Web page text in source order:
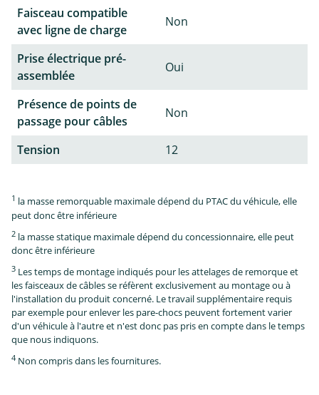
Faisceau compatible
avec ligne de charge
Non
Prise électrique pré-
assemblée
Oui
Présence de points de
passage pour câbles
Non
Tension 12
1 la masse remorquable maximale dépend du PTAC du véhicule, elle
peut donc être inférieure
2 la masse statique maximale dépend du concessionnaire, elle peut
donc être inférieure
3 Les temps de montage indiqués pour les attelages de remorque et
les faisceaux de câbles se réfèrent exclusivement au montage ou à
l'installation du produit concerné. Le travail supplémentaire requis
par exemple pour enlever les pare-chocs peuvent fortement varier
d'un véhicule à l'autre et n'est donc pas pris en compte dans le temps
que nous indiquons.
4 Non compris dans les fournitures.